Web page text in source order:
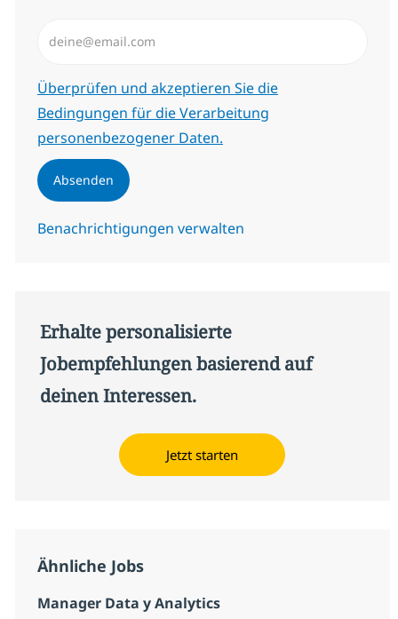
Erforderlich
Überprüfen und akzeptieren Sie die
Bedingungen für die Verarbeitung
personenbezogener Daten.
Absenden
Benachrichtigungen verwalten
Erhalte personalisierte
Jobempfehlungen basierend auf
deinen Interessen.
Jetzt starten
Ähnliche Jobs
Manager Data y Analytics